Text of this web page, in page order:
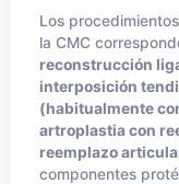
Los
la CMC
reconstrucción
interposición
(habitualmente
artroplastia con
reemplazo
componentes